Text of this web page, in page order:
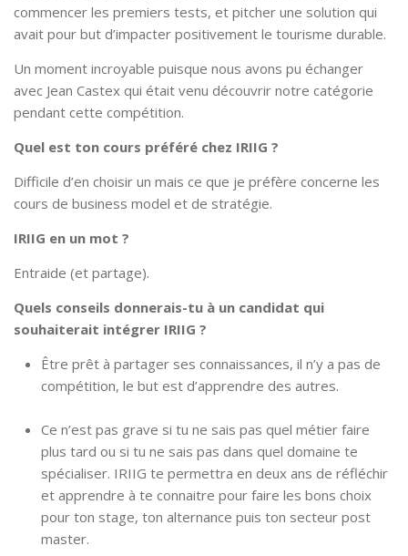
commencer les premiers tests, et pitcher une solution qui
avait pour but d’impacter positivement le tourisme durable.
Un moment incroyable puisque nous avons pu échanger
avec Jean Castex qui était venu découvrir notre catégorie
pendant cette compétition.
Quel est ton cours préféré chez IRIIG ?
Difficile d’en choisir un mais ce que je préfère concerne les
cours de business model et de stratégie.
IRIIG en un mot ?
Entraide (et partage).
Quels conseils donnerais-tu à un candidat qui
souhaiterait intégrer IRIIG ?
Être prêt à partager ses connaissances, il n’y a pas de
compétition, le but est d’apprendre des autres.
Ce n’est pas grave si tu ne sais pas quel métier faire
plus tard ou si tu ne sais pas dans quel domaine te
spécialiser. IRIIG te permettra en deux ans de réfléchir
et apprendre à te connaitre pour faire les bons choix
pour ton stage, ton alternance puis ton secteur post
master.